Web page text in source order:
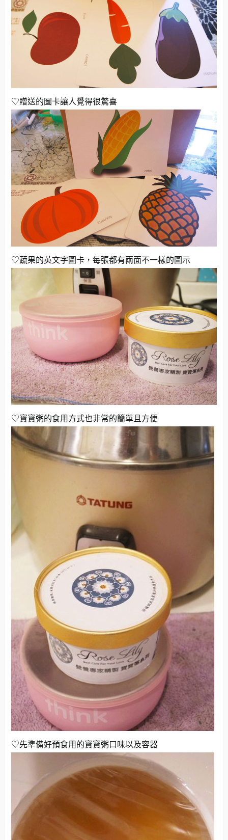
♡贈送的圖卡讓人覺得很驚喜
♡蔬果的英文字圖卡，每張都有兩面不一樣的圖示
♡寶寶粥的食用方式也非常的簡單且方便
♡先準備好預食用的寶寶粥口味以及容器